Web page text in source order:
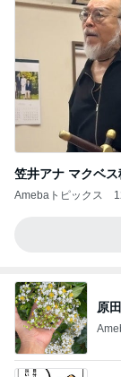
笠井アナ マクベ
Amebaトピックス
原